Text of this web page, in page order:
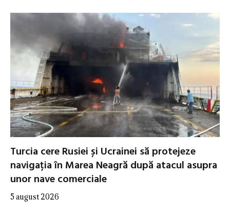
Turcia cere Rusiei și Ucrainei să protejeze
navigația în Marea Neagră după atacul asupra
unor nave comerciale
5 august 2026